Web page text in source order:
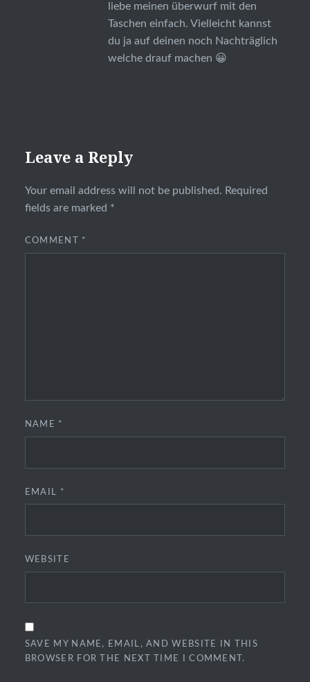
liebe meinen überwurf mit den
Taschen einfach. Vielleicht kannst
du ja auf deinen noch Nachträglich
welche drauf machen 😀
Leave a Reply
Your email address will not be published. Required
fields are marked *
COMMENT *
NAME *
EMAIL *
WEBSITE
SAVE MY NAME, EMAIL, AND WEBSITE IN THIS
BROWSER FOR THE NEXT TIME I COMMENT.